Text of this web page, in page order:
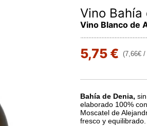
Vino
Vino Blanco de
5,75 € (7,66€ /
Bahía de Denia,
elaborado 100%
Moscatel de
fresco y equilibrado.